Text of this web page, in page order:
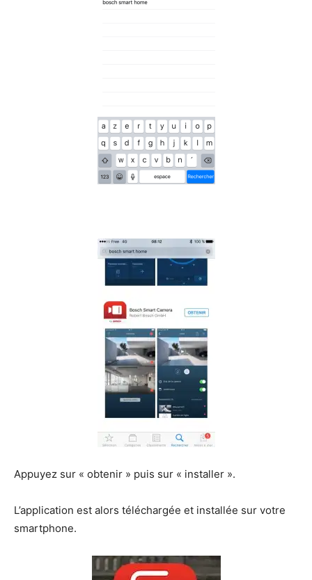
Appuyez sur « obtenir » puis sur « installer ».
L’application est alors téléchargée et installée sur votre
smartphone.